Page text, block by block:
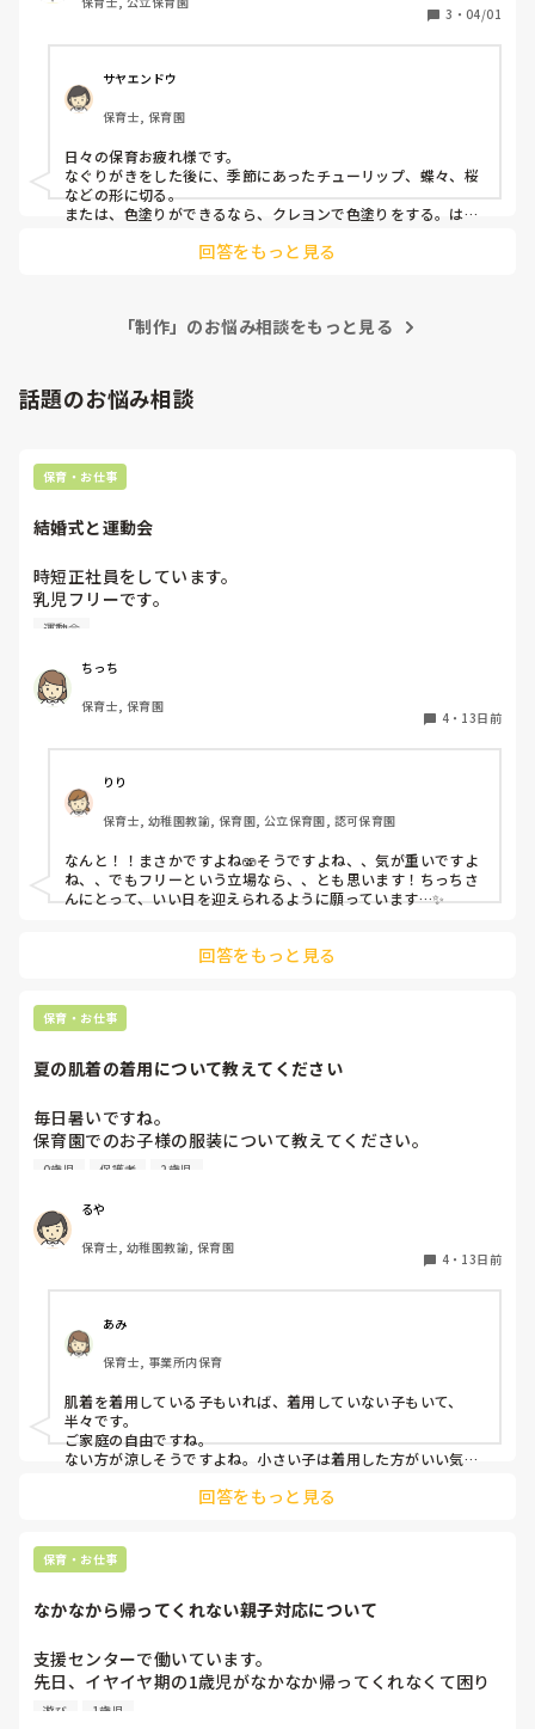
3 ・ 04/01
サヤエンドウ
保育士, 保育園
日々の保育お疲れ様です。
なぐりがきをした後に、季節にあったチューリップ、蝶々、桜
などの形に切る。
または、色塗りができるなら、クレヨンで色塗りをする。はど
回答をもっと見る
「制作」のお悩み相談をもっと見る
話題のお悩み相談
保育・お仕事
結婚式と運動会
時短正社員をしています。
乳児フリーです。
親友の結婚式と職場の運動会が被ってしまいました、、、😭
運動会
ちっち
保育士, 保育園
4・ 13日前
りり
保育士, 幼稚園教諭, 保育園, 公立保育園, 認可保育園
なんと！！まさかですよね🫨そうですよね、、気が重いですよ
ね、、でもフリーという立場なら、、とも思います！ちっちさ
んにとって、いい日を迎えられるように願っています…✨
回答をもっと見る
保育・お仕事
夏の肌着の着用について教えてください
毎日暑いですね。
保育園でのお子様の服装について教えてください。
ですが、4月から新しい園で勤務開始したところ、肌着を着
ていませんでした。
以前は夏も汗を吸わせるために肌着は必要ですと保護者に説
ちをみていると、肌着がないほうが涼しそうです。
色々な考え方があると思いますが、皆様の園では夏も肌着を
着せていますか？
ちょっと皆さまはどんな感じか聞いてみたくなりました。
よろしくお願いいたします。
0歳児 保護者 2歳児
るや
保育士, 幼稚園教諭, 保育園
4・ 13日前
あみ
保育士, 事業所内保育
肌着を着用している子もいれば、着用していない子もいて、
半々です。
ご家庭の自由ですね。
ない方が涼しそうですよね。小さい子は着用した方がいい気が
回答をもっと見る
保育・お仕事
なかなから帰ってくれない親子対応について
支援センターで働いています。
先日、イヤイヤ期の1歳児がなかなか帰ってくれなくて困り
ました。やりたかったことがあったみたいなのでそれをやっ
遊び 1歳児